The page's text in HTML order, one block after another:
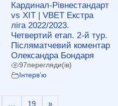
Кардинал-Рівнестандарт
vs ХІТ | VBET Екстра
ліга 2022/2023.
Четвертий етап. 2-й тур.
Післяматчевий коментар
Олександра Бондаря
97перегляди(ів)
Інтерв’ю
… 19 »